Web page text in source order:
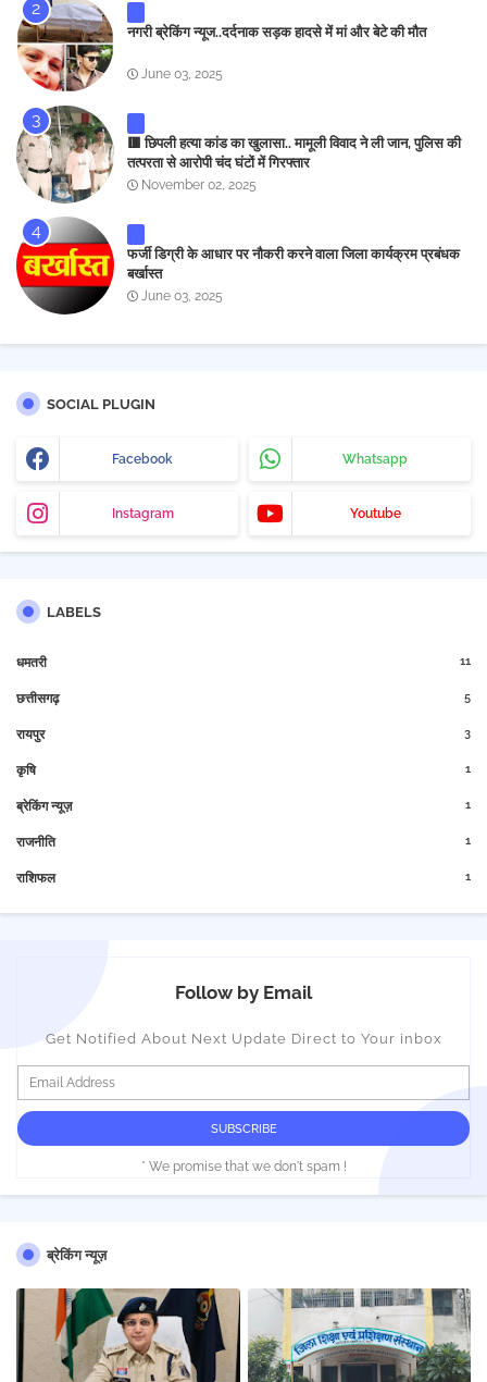
नगरी ब्रेकिंग न्यूज..दर्दनाक सड़क हादसे में मां और बेटे की मौत
June 03, 2025
🟥 छिपली हत्या कांड का खुलासा.. मामूली विवाद ने ली जान, पुलिस की
तत्परता से आरोपी चंद घंटों में गिरफ्तार
November 02, 2025
फर्जी डिग्री के आधार पर नौकरी करने वाला जिला कार्यक्रम प्रबंधक
बर्खास्त
June 03, 2025
SOCIAL PLUGIN
Facebook Whatsapp
Instagram Youtube
LABELS
धमतरी 11
छत्तीसगढ़ 5
रायपुर 3
कृषि 1
ब्रेकिंग न्यूज़ 1
राजनीति 1
राशिफल 1
Follow by Email
Get Notified About Next Update Direct to Your inbox
* We promise that we don't spam !
ब्रेकिंग न्यूज़